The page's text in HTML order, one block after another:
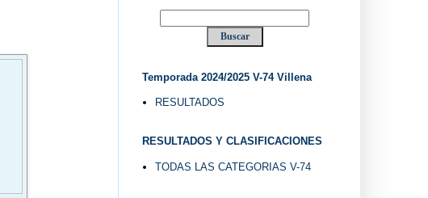
Temporada 2024/2025 V-74 Villena
RESULTADOS
RESULTADOS Y CLASIFICACIONES
TODAS LAS CATEGORIAS V-74